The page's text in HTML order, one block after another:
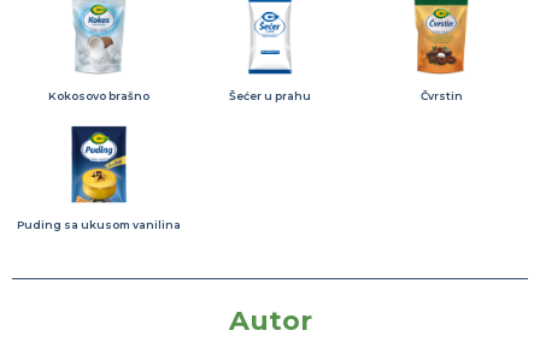
Kokosovo brašno Šećer u prahu Čvrstin
Puding sa ukusom vanilina
Autor